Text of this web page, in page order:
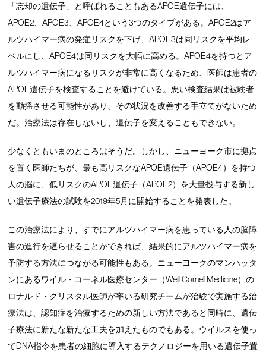
「忘却の遺伝子」と呼ばれることもあるAPOE遺伝子には、
APOE2、APOE3、APOE4という3つのタイプがある。APOE2はア
ルツハイマー病の発症リスクを下げ、APOE3は同リスクを平均レ
ベルにし、APOE4は同リスクを大幅に高める。APOE4を持つとア
ルツハイマー病になるリスクが非常に高くなるため、医師は患者の
APOE遺伝子を検査することを避けている。悪い検査結果は被験者
を動揺させる可能性があり、その状況を改善する手立てがないため
だ。治療法は存在しないし、遺伝子を変えることもできない。
少なくともいまのところはそうだ。しかし、ニューヨーク市に拠点
を置く医師たちが、最も高リスクなAPOE遺伝子（APOE4）を持つ
人の脳に、低リスクのAPOE遺伝子（APOE2）を大量投与する新し
い遺伝子療法の試験を2019年5月に開始することを発表した。
この治療法により、すでにアルツハイマー病を患っている人の脳障
害の進行を遅らせることができれば、結果的にアルツハイマー病を
予防する方法につながる可能性もある。ニューヨークのマンハッタ
ンにあるワイル・コーネル医療センター（Weill Cornell Medicine）の
ロナルド・クリスタル医師が率いる研究チームが治験で実施する治
療法は、認知症を治療するための新しい方法であると同時に、遺伝
子療法に新たな新たな工夫を加えたものでもある。ウイルスを使っ
てDNA指令を患者の細胞に導入するテクノロジーを用いる遺伝子置